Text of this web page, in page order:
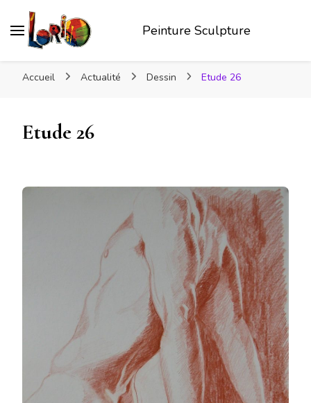
Peinture Sculpture
Accueil Actualité Dessin Etude 26
Etude 26